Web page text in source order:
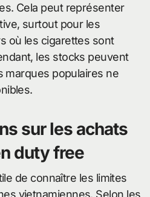
Cela peut représenter
surtout pour les
où les cigarettes sont
les stocks peuvent
marques populaires ne
sur les achats
duty free
de connaître les limites
vietnamiennes. Selon les